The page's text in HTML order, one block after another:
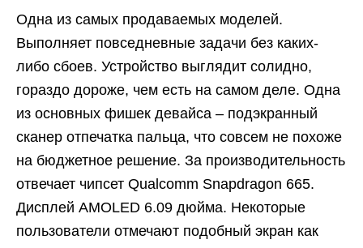
Одна из самых продаваемых моделей.
Выполняет повседневные задачи без каких-
либо сбоев. Устройство выглядит солидно,
гораздо дороже, чем есть на самом деле. Одна
из основных фишек девайса – подэкранный
сканер отпечатка пальца, что совсем не похоже
на бюджетное решение. За производительность
отвечает чипсет Qualcomm Snapdragon 665.
Дисплей AMOLED 6.09 дюйма. Некоторые
пользователи отмечают подобный экран как